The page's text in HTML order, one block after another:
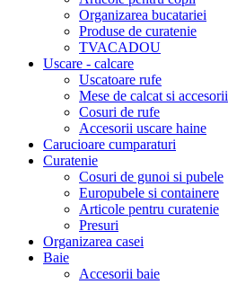
Organizarea bucatariei
Produse de curatenie
TVACADOU
Uscare - calcare
Uscatoare rufe
Mese de calcat si accesorii
Cosuri de rufe
Accesorii uscare haine
Carucioare cumparaturi
Curatenie
Cosuri de gunoi si pubele
Europubele si containere
Articole pentru curatenie
Presuri
Organizarea casei
Baie
Accesorii baie